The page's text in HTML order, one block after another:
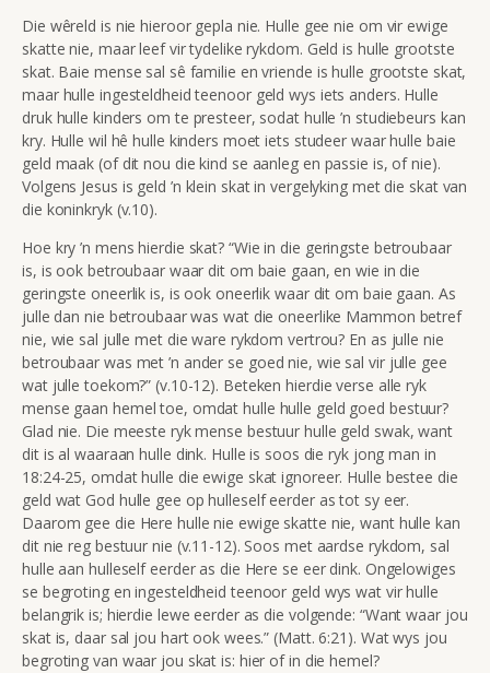
Die wêreld is nie hieroor gepla nie. Hulle gee nie om vir ewige
skatte nie, maar leef vir tydelike rykdom. Geld is hulle grootste
skat. Baie mense sal sê familie en vriende is hulle grootste skat,
maar hulle ingesteldheid teenoor geld wys iets anders. Hulle
druk hulle kinders om te presteer, sodat hulle ’n studiebeurs kan
kry. Hulle wil hê hulle kinders moet iets studeer waar hulle baie
geld maak (of dit nou die kind se aanleg en passie is, of nie).
Volgens Jesus is geld ’n klein skat in vergelyking met die skat van
die koninkryk (v.10).
Hoe kry ’n mens hierdie skat? “Wie in die geringste betroubaar
is, is ook betroubaar waar dit om baie gaan, en wie in die
geringste oneerlik is, is ook oneerlik waar dit om baie gaan. As
julle dan nie betroubaar was wat die oneerlike Mammon betref
nie, wie sal julle met die ware rykdom vertrou? En as julle nie
betroubaar was met ’n ander se goed nie, wie sal vir julle gee
wat julle toekom?” (v.10-12). Beteken hierdie verse alle ryk
mense gaan hemel toe, omdat hulle hulle geld goed bestuur?
Glad nie. Die meeste ryk mense bestuur hulle geld swak, want
dit is al waaraan hulle dink. Hulle is soos die ryk jong man in
18:24-25, omdat hulle die ewige skat ignoreer. Hulle bestee die
geld wat God hulle gee op hulleself eerder as tot sy eer.
Daarom gee die Here hulle nie ewige skatte nie, want hulle kan
dit nie reg bestuur nie (v.11-12). Soos met aardse rykdom, sal
hulle aan hulleself eerder as die Here se eer dink. Ongelowiges
se begroting en ingesteldheid teenoor geld wys wat vir hulle
belangrik is; hierdie lewe eerder as die volgende: “Want waar jou
skat is, daar sal jou hart ook wees.” (Matt. 6:21). Wat wys jou
begroting van waar jou skat is: hier of in die hemel?